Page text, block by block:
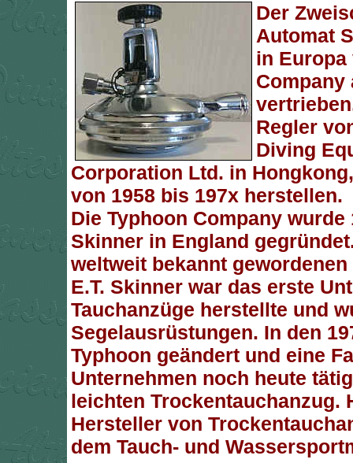
Der
Automat
in Europa
Company
Regler
Diving
Corporation Ltd. in
von 1958 bis 197x herstellen.
Die Typhoon Company
Skinner in England
weltweit bekannt
E.T. Skinner war das erste
Tauchanzüge herstellte und
Segelausrüstungen. In den
Typhoon geändert und eine
Unternehmen noch heute
leichten Trockentauchanzug.
Hersteller von
dem Tauch- und